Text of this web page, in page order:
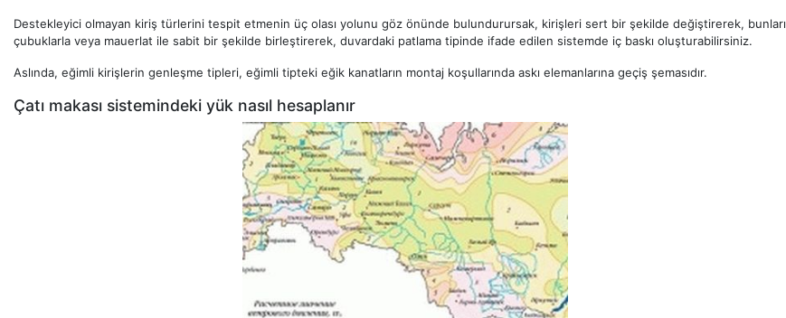
Destekleyici olmayan kiriş türlerini tespit etmenin üç olası yolunu göz önünde bulundurursak, kirişleri sert bir şekilde değiştirerek, bunları
çubuklarla veya mauerlat ile sabit bir şekilde birleştirerek, duvardaki patlama tipinde ifade edilen sistemde iç baskı oluşturabilirsiniz.
Aslında, eğimli kirişlerin genleşme tipleri, eğimli tipteki eğik kanatların montaj koşullarında askı elemanlarına geçiş şemasıdır.
Çatı makası sistemindeki yük nasıl hesaplanır